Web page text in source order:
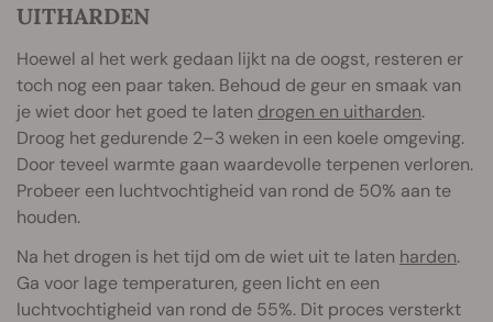
UITHARDEN
Hoewel al het werk gedaan lijkt na de oogst, resteren er
toch nog een paar taken. Behoud de geur en smaak van
je wiet door het goed te laten drogen en uitharden.
Droog het gedurende 2–3 weken in een koele omgeving.
Door teveel warmte gaan waardevolle terpenen verloren.
Probeer een luchtvochtigheid van rond de 50% aan te
houden.
Na het drogen is het tijd om de wiet uit te laten harden.
Ga voor lage temperaturen, geen licht en een
luchtvochtigheid van rond de 55%. Dit proces versterkt